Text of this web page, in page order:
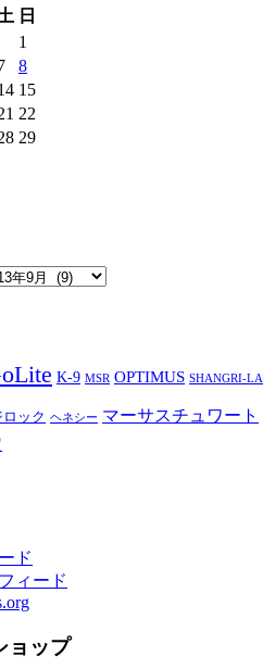
日
1
8
15
22
29
K-9 MSR OPTIMUS SHANGRI-LA
ロック ヘネシー マーサスチュワート
ド
ィード
ョップ